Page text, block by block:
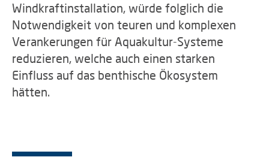
Windkraftinstallation, würde folglich die
Notwendigkeit von teuren und komplexen
Verankerungen für Aquakultur-Systeme
reduzieren, welche auch einen starken
Einfluss auf das benthische Ökosystem
hätten.